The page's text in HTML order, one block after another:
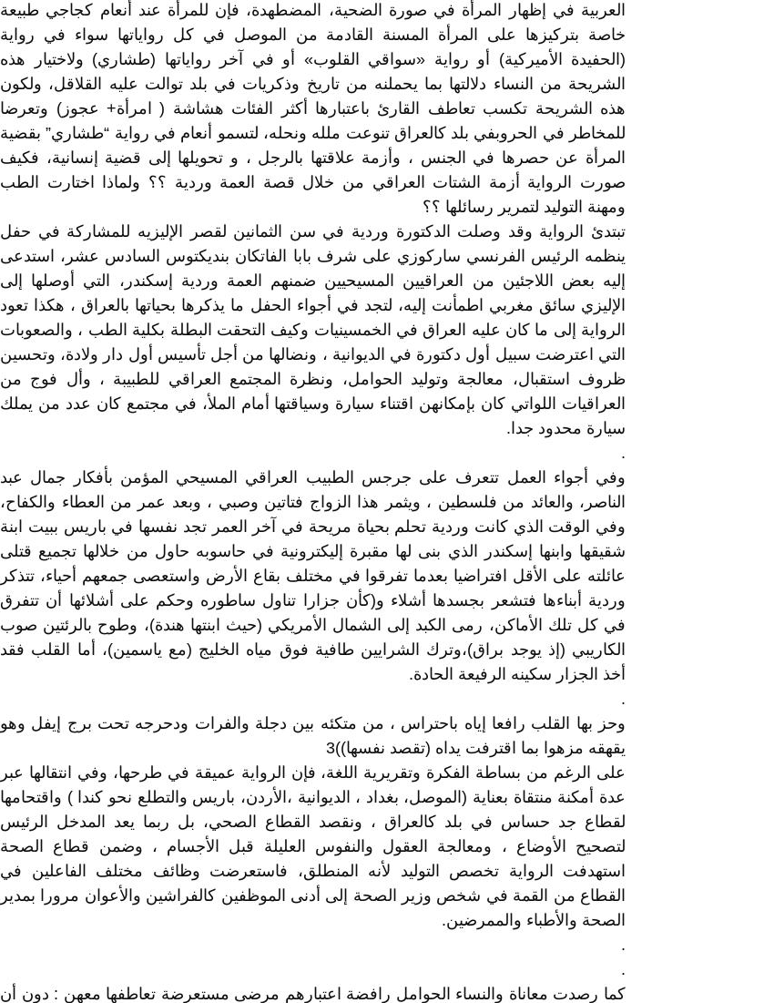
العربية في إظهار المرأة في صورة الضحية، المضطهدة، فإن للمرأة عند أنعام كجاجي طبيعة
خاصة بتركيزها على المرأة المسنة القادمة من الموصل في كل رواياتها سواء في رواية
(الحفيدة الأميركية) أو رواية «سواقي القلوب» أو في آخر رواياتها (طشاري) ولاختيار هذه
الشريحة من النساء دلالتها بما يحملنه من تاريخ وذكريات في بلد توالت عليه القلاقل، ولكون
هذه الشريحة تكسب تعاطف القارئ باعتبارها أكثر الفئات هشاشة ( امرأة+ عجوز) وتعرضا
للمخاطر في الحروبفي بلد كالعراق تنوعت ملله ونحله، لتسمو أنعام في رواية “طشاري” بقضية
المرأة عن حصرها في الجنس ، وأزمة علاقتها بالرجل ، و تحويلها إلى قضية إنسانية، فكيف
صورت الرواية أزمة الشتات العراقي من خلال قصة العمة وردية ؟؟ ولماذا اختارت الطب
ومهنة التوليد لتمرير رسائلها ؟؟
تبتدئ الرواية وقد وصلت الدكتورة وردية في سن الثمانين لقصر الإليزيه للمشاركة في حفل
ينظمه الرئيس الفرنسي ساركوزي على شرف بابا الفاتكان بنديكتوس السادس عشر، استدعى
إليه بعض اللاجئين من العراقيين المسيحيين ضمنهم العمة وردية إسكندر، التي أوصلها إلى
الإليزي سائق مغربي اطمأنت إليه، لتجد في أجواء الحفل ما يذكرها بحياتها بالعراق ، هكذا تعود
الرواية إلى ما كان عليه العراق في الخمسينيات وكيف التحقت البطلة بكلية الطب ، والصعوبات
التي اعترضت سبيل أول دكتورة في الديوانية ، ونضالها من أجل تأسيس أول دار ولادة، وتحسين
ظروف استقبال، معالجة وتوليد الحوامل، ونظرة المجتمع العراقي للطبيبة ، وأل فوج من
العراقيات اللواتي كان بإمكانهن اقتناء سيارة وسياقتها أمام الملأ، في مجتمع كان عدد من يملك
سيارة محدود جدا.
.
وفي أجواء العمل تتعرف على جرجس الطبيب العراقي المسيحي المؤمن بأفكار جمال عبد
الناصر، والعائد من فلسطين ، ويثمر هذا الزواج فتاتين وصبي ، وبعد عمر من العطاء والكفاح،
وفي الوقت الذي كانت وردية تحلم بحياة مريحة في آخر العمر تجد نفسها في باريس ببيت ابنة
شقيقها وابنها إسكندر الذي بنى لها مقبرة إليكترونية في حاسوبه حاول من خلالها تجميع قتلى
عائلته على الأقل افتراضيا بعدما تفرقوا في مختلف بقاع الأرض واستعصى جمعهم أحياء، تتذكر
وردية أبناءها فتشعر بجسدها أشلاء و(كأن جزارا تناول ساطوره وحكم على أشلائها أن تتفرق
في كل تلك الأماكن، رمى الكبد إلى الشمال الأمريكي (حيث ابنتها هندة)، وطوح بالرئتين صوب
الكاريبي (إذ يوجد براق)،وترك الشرايين طافية فوق مياه الخليج (مع ياسمين)، أما القلب فقد
أخذ الجزار سكينه الرفيعة الحادة.
.
وحز بها القلب رافعا إياه باحتراس ، من متكئه بين دجلة والفرات ودحرجه تحت برج إيفل وهو
يقهقه مزهوا بما اقترفت يداه (تقصد نفسها))3
على الرغم من بساطة الفكرة وتقريرية اللغة، فإن الرواية عميقة في طرحها، وفي انتقالها عبر
عدة أمكنة منتقاة بعناية (الموصل، بغداد ، الديوانية ،الأردن، باريس والتطلع نحو كندا ) واقتحامها
لقطاع جد حساس في بلد كالعراق ، ونقصد القطاع الصحي، بل ربما يعد المدخل الرئيس
لتصحيح الأوضاع ، ومعالجة العقول والنفوس العليلة قبل الأجسام ، وضمن قطاع الصحة
استهدفت الرواية تخصص التوليد لأنه المنطلق، فاستعرضت وظائف مختلف الفاعلين في
القطاع من القمة في شخص وزير الصحة إلى أدنى الموظفين كالفراشين والأعوان مرورا بمدير
الصحة والأطباء والممرضين.
.
.
كما رصدت معاناة والنساء الحوامل رافضة اعتبارهم مرضى مستعرضة تعاطفها معهن : دون أن